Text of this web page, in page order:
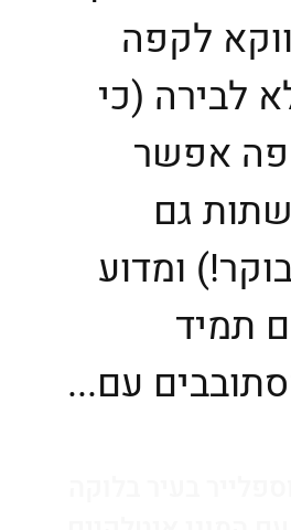
לקפה
לבירה (כי
אפשר
גם
ומדוע
תמיד
עם...